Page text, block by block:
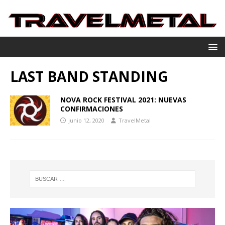
LAST BAND STANDING
NOVA ROCK FESTIVAL 2021: NUEVAS
CONFIRMACIONES
junio 12, 2020 TravelMetal